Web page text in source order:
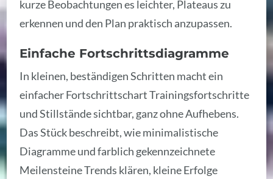
kurze Beobachtungen es leichter, Plateaus zu
erkennen und den Plan praktisch anzupassen.
Einfache Fortschrittsdiagramme
In kleinen, beständigen Schritten macht ein
einfacher Fortschrittschart Trainingsfortschritte
und Stillstände sichtbar, ganz ohne Aufhebens.
Das Stück beschreibt, wie minimalistische
Diagramme und farblich gekennzeichnete
Meilensteine Trends klären, kleine Erfolge